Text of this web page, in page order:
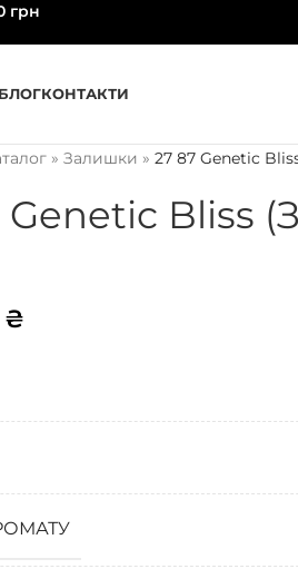
грн
КОНТАКТИ
» Залишки » 27 87 Genetic
Genetic Bliss
₴